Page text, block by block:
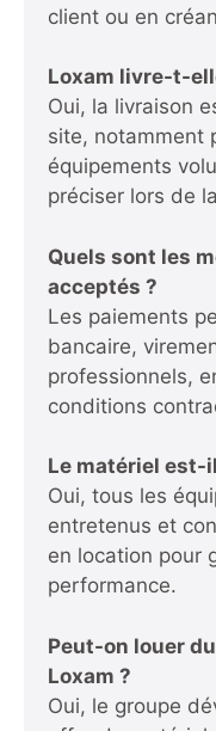
client ou en
Loxam livre-t-
Oui, la livraison
site, notamment
équipements
préciser lors de
Quels sont les
acceptés ?
Les paiements
bancaire,
professionnels,
conditions
Le matériel est-
Oui, tous les
entretenus et
en location pour
performance.
Peut-on louer
Loxam ?
Oui, le groupe